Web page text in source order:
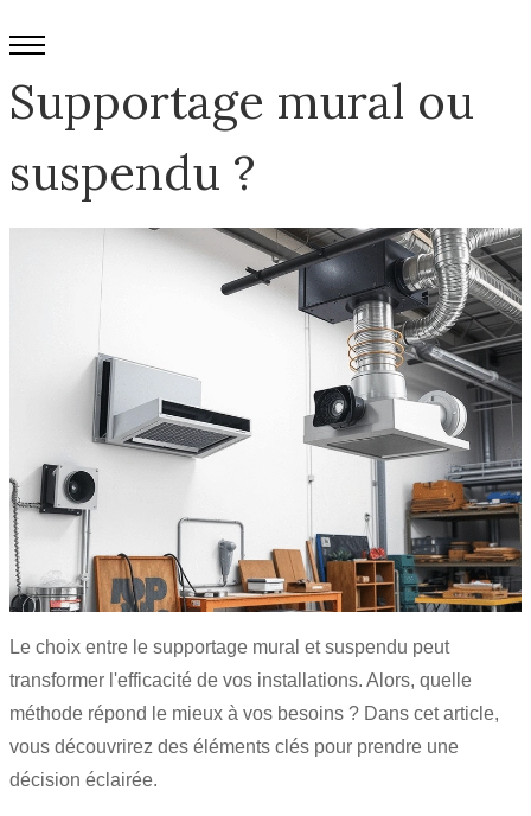
Supportage mural ou
suspendu ?
Le choix entre le supportage mural et suspendu peut
transformer l'efficacité de vos installations. Alors, quelle
méthode répond le mieux à vos besoins ? Dans cet article,
vous découvrirez des éléments clés pour prendre une
décision éclairée.